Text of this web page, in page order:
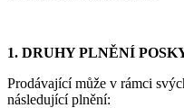
1. DRUHY PLNĚNÍ
Prodávající může v rámci
následující plnění: